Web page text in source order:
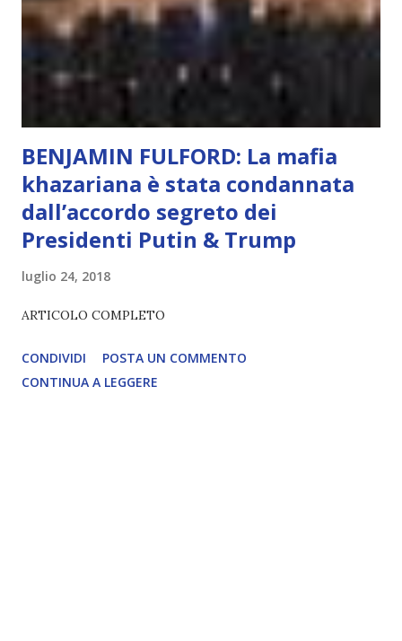
l’esperienza. Come diventerà ovvio Man mano che l’IA
diventerà sempre più avanzata (soprattutto tra il 2027 e il
lampante: L’IA sarà in gr...
BENJAMIN FULFORD: La mafia
khazariana è stata condannata
dall’accordo segreto dei
Presidenti Putin & Trump
luglio 24, 2018
ARTICOLO COMPLETO
CONDIVIDI
POSTA UN COMMENTO
CONTINUA A LEGGERE